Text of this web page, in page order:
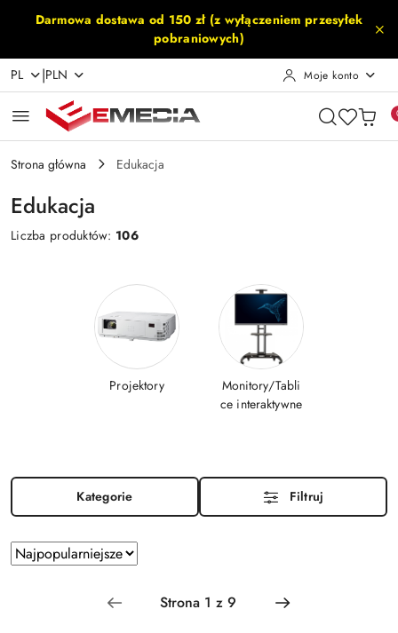
Przejdź do treści głównej
Przejdź do wyszukiwarki
Przejdź do moje konto
Przejdź do menu głównego
Przejdź do stopki
Darmowa dostawa od 150 zł (z wyłączeniem przesyłek
pobraniowych)
PL |PLN Moje konto
Strona główna Edukacja
Edukacja
Liczba produktów: 106
Projektory
Monitory/Tabli
ce interaktywne
Kategorie Filtruj
Zastosowano
sortowanie:
Najpopularniejsze.
Sortuj
według